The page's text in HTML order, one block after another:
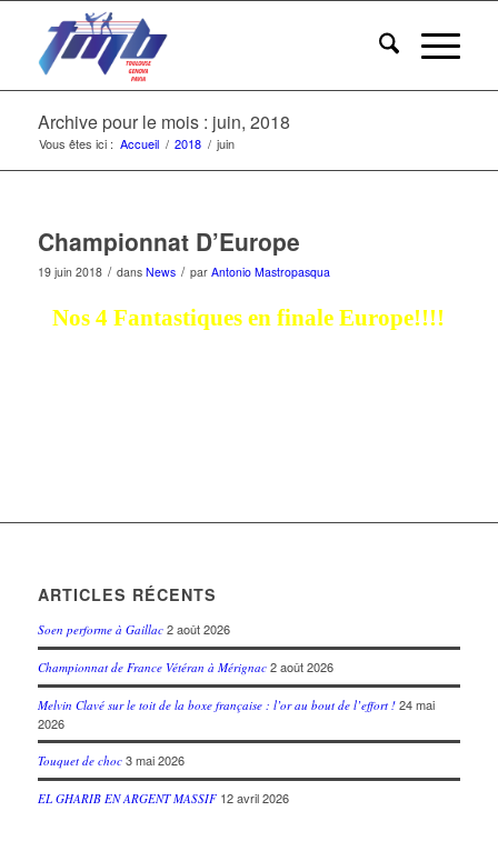
Archive pour le mois : juin, 2018
Vous êtes ici : Accueil / 2018 / juin
Championnat D’Europe
19 juin 2018 / dans News / par Antonio Mastropasqua
Nos 4 Fantastiques en finale Europe!!!!
ARTICLES RÉCENTS
Soen performe à Gaillac 2 août 2026
Championnat de France Vétéran à Mérignac 2 août 2026
Melvin Clavé sur le toit de la boxe française : l’or au bout de l’effort ! 24 mai
2026
Touquet de choc 3 mai 2026
EL GHARIB EN ARGENT MASSIF 12 avril 2026